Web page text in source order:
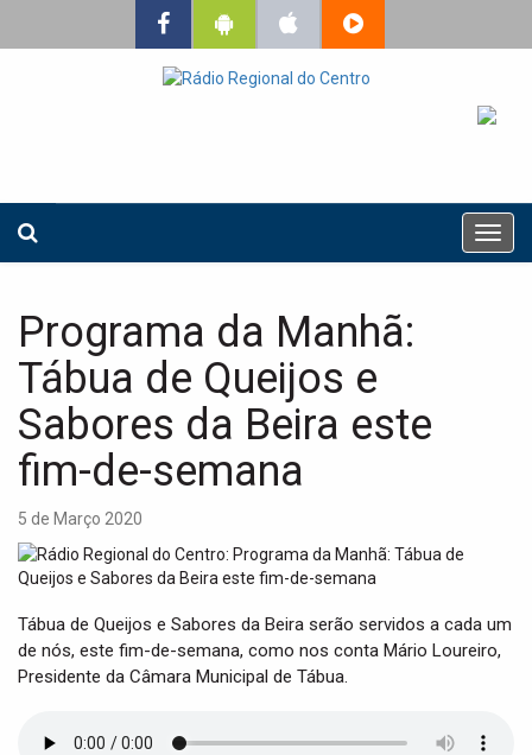
T
o
Programa da Manhã:
Tábua de Queijos e
Sabores da Beira este
fim-de-semana
5 de Março 2020
Tábua de Queijos e Sabores da Beira serão servidos a cada um
de nós, este fim-de-semana, como nos conta Mário Loureiro,
Presidente da Câmara Municipal de Tábua.